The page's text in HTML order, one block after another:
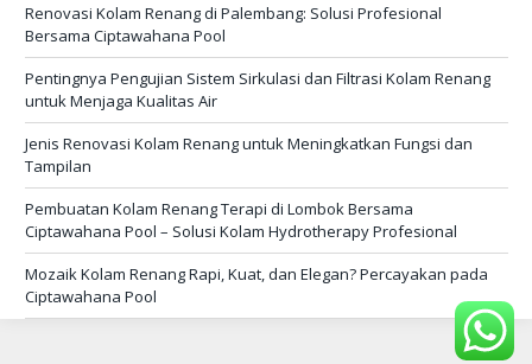
Renovasi Kolam Renang di Palembang: Solusi Profesional
Bersama Ciptawahana Pool
Pentingnya Pengujian Sistem Sirkulasi dan Filtrasi Kolam Renang
untuk Menjaga Kualitas Air
Jenis Renovasi Kolam Renang untuk Meningkatkan Fungsi dan
Tampilan
Pembuatan Kolam Renang Terapi di Lombok Bersama
Ciptawahana Pool – Solusi Kolam Hydrotherapy Profesional
Mozaik Kolam Renang Rapi, Kuat, dan Elegan? Percayakan pada
Ciptawahana Pool